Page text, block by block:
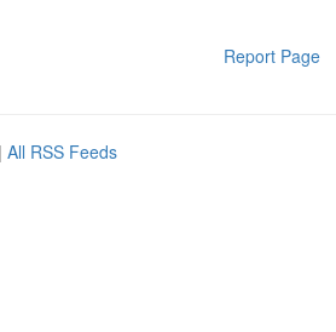
Report Page
| All RSS Feeds